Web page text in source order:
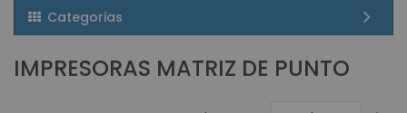
Categorias
IMPRESORAS MATRIZ DE PUNTO